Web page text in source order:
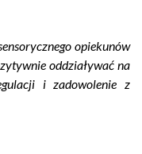
opiekunów
oddziaływać na
i zadowolenie z